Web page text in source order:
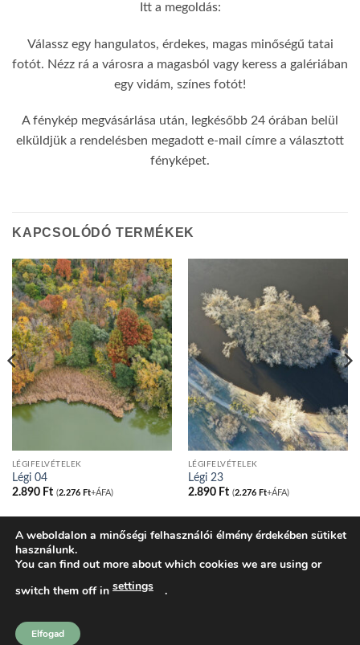
Itt a megoldás:
Válassz egy hangulatos, érdekes, magas minőségű tatai
fotót. Nézz rá a városra a magasból vagy keress a galériában
egy vidám, színes fotót!
A fénykép megvásárlása után, legkésőbb 24 órában belül
elküldjük a rendelésben megadott e-mail címre a választott
fényképet.
KAPCSOLÓDÓ TERMÉKEK
LÉGIFELVÉTELEK
Légi 04
2.890 Ft (2.276 Ft+ÁFA)
LÉGIFELVÉTELEK
Légi 23
2.890 Ft (2.276 Ft+ÁFA)
BLOG ADATVÉDELMI IRÁNYELVEK
ÁLTALÁNOS SZERZŐDÉSI FELTÉTELEK
KOSÁR
PÉNZTÁR
tatakonyv.hu 2026 ©
A weboldalon a minőségi felhasználói élmény érdekében sütiket
használunk.
You can find out more about which cookies we are using or
switch them off in settings .
Elfogad